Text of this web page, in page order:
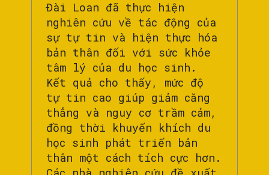
Đài Loan đã thực hiện
nghiên cứu về tác động của
sự tự tin và hiện thực hóa
bản thân đối với sức khỏe
tâm lý của du học sinh.
Kết quả cho thấy, mức độ
tự tin cao giúp giảm căng
thẳng và nguy cơ trầm cảm,
đồng thời khuyến khích du
học sinh phát triển bản
thân một cách tích cực hơn.